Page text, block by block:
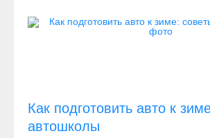
Как подготовить авто к
автошколы